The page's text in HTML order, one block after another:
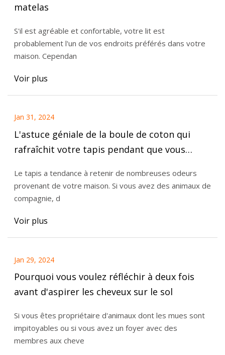
matelas
S'il est agréable et confortable, votre lit est
probablement l'un de vos endroits préférés dans votre
maison. Cependan
Voir plus
Jan 31, 2024
L'astuce géniale de la boule de coton qui
rafraîchit votre tapis pendant que vous
Le tapis a tendance à retenir de nombreuses odeurs
provenant de votre maison. Si vous avez des animaux de
compagnie, d
Voir plus
Jan 29, 2024
Pourquoi vous voulez réfléchir à deux fois
avant d'aspirer les cheveux sur le sol
Si vous êtes propriétaire d'animaux dont les mues sont
impitoyables ou si vous avez un foyer avec des
membres aux cheve